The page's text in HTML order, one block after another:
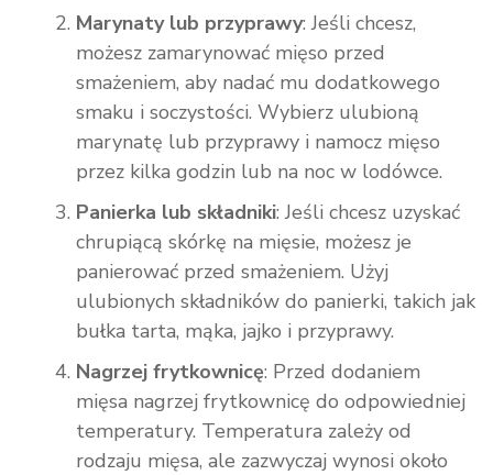
Marynaty lub przyprawy: Jeśli chcesz,
możesz zamarynować mięso przed
smażeniem, aby nadać mu dodatkowego
smaku i soczystości. Wybierz ulubioną
marynatę lub przyprawy i namocz mięso
przez kilka godzin lub na noc w lodówce.
Panierka lub składniki: Jeśli chcesz uzyskać
chrupiącą skórkę na mięsie, możesz je
panierować przed smażeniem. Użyj
ulubionych składników do panierki, takich jak
bułka tarta, mąka, jajko i przyprawy.
Nagrzej frytkownicę: Przed dodaniem
mięsa nagrzej frytkownicę do odpowiedniej
temperatury. Temperatura zależy od
rodzaju mięsa, ale zazwyczaj wynosi około